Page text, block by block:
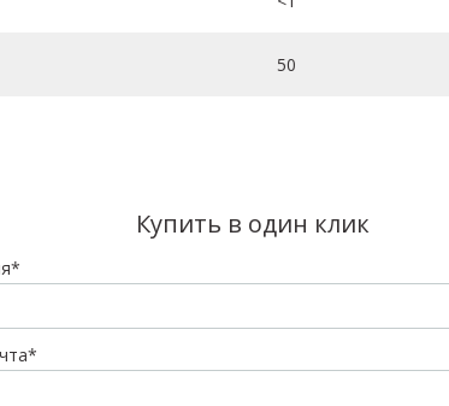
50
Купить в один клик